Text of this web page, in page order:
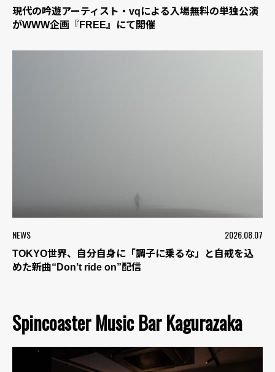
現代の吟遊アーティスト・vqによる入場無料の単独公演
がWWW企画『FREE』にて開催
NEWS 2026.08.07
TOKYO世界、自分自身に「調子に乗るな」と自戒を込
めた新曲“Don’t ride on”配信
Spincoaster Music Bar Kagurazaka